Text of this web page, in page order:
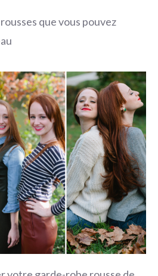
que vous pouvez